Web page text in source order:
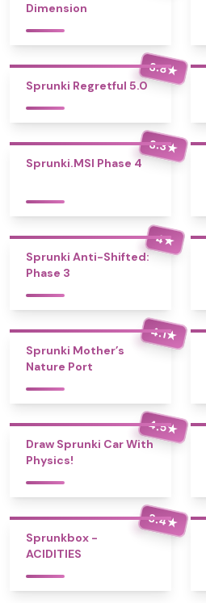
Dimension
3.8★
Sprunki Regretful 5.0
3.3★
Sprunki.MSI Phase 4
4★
Sprunki Anti-Shifted:
Phase 3
4.1★
Sprunki Mother’s
Nature Port
4.5★
Draw Sprunki Car With
Physics!
3.4★
Sprunkbox -
ACIDITIES